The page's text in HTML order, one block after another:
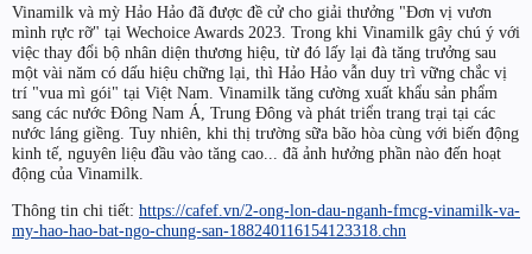
Vinamilk và mỳ Hảo Hảo đã được đề cử cho giải thưởng "Đơn vị vươn
mình rực rỡ" tại Wechoice Awards 2023. Trong khi Vinamilk gây chú ý với
việc thay đổi bộ nhân diện thương hiệu, từ đó lấy lại đà tăng trưởng sau
một vài năm có dấu hiệu chững lại, thì Hảo Hảo vẫn duy trì vững chắc vị
trí "vua mì gói" tại Việt Nam. Vinamilk tăng cường xuất khẩu sản phẩm
sang các nước Đông Nam Á, Trung Đông và phát triển trang trại tại các
nước láng giềng. Tuy nhiên, khi thị trường sữa bão hòa cùng với biến động
kinh tế, nguyên liệu đầu vào tăng cao... đã ảnh hưởng phần nào đến hoạt
động của Vinamilk.
Thông tin chi tiết: https://cafef.vn/2-ong-lon-dau-nganh-fmcg-vinamilk-va-
my-hao-hao-bat-ngo-chung-san-188240116154123318.chn